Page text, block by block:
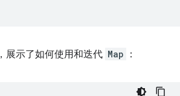
，展示了如何使用和迭代 Map ：